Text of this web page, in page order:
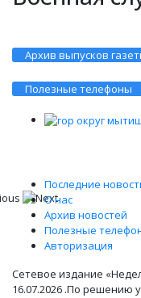
Архив выпусков
Полезные телефоны
Последние
О нас
Архив новостей
Полезные
Авторизация
Сетевое издание
16.07.2026 .По решению